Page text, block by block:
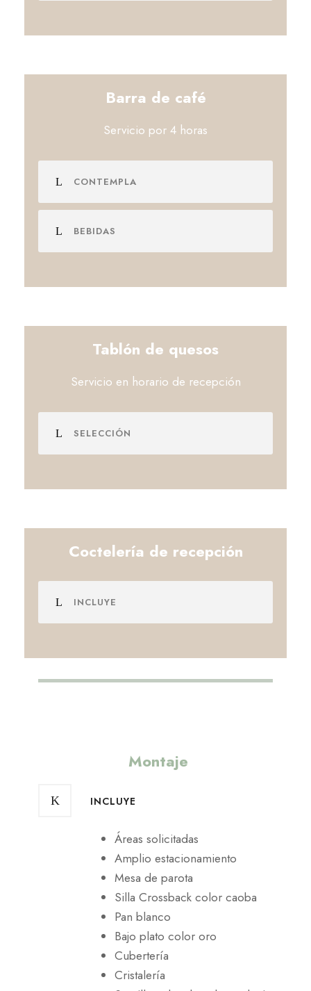
Barra de café
Servicio por 4 horas
CONTEMPLA
BEBIDAS
Tablón de quesos
Servicio en horario de recepción
SELECCIÓN
Coctelería de recepción
INCLUYE
Montaje
INCLUYE
Áreas solicitadas
Amplio estacionamiento
Mesa de parota
Silla Crossback color caoba
Pan blanco
Bajo plato color oro
Cubertería
Cristalería